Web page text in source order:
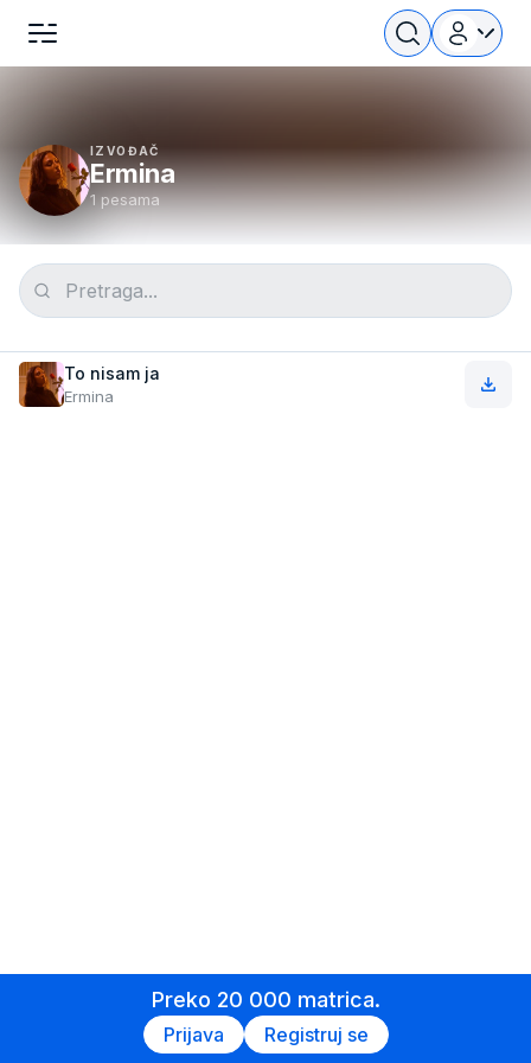
IZVOĐAČ
Ermina
1 pesama
To nisam ja
Ermina
Preko 20 000 matrica.
Prijava Registruj se